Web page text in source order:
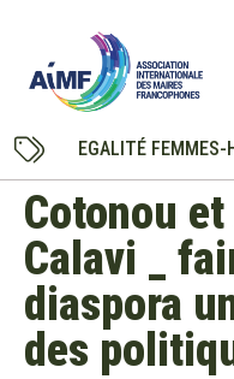
EGALITÉ FEMMES-
Cotonou
Calavi _
diaspora
des